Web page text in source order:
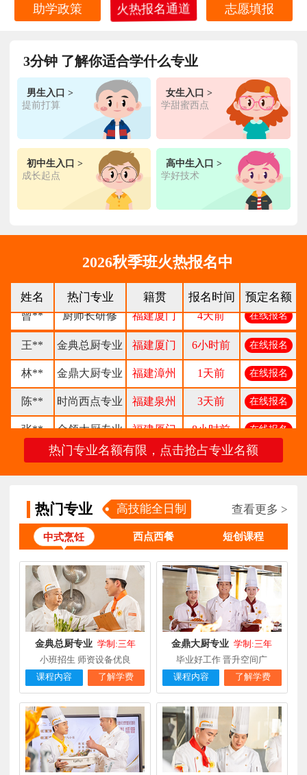
助学政策 火热报名通道 志愿填报
3分钟 了解你适合学什么专业
男生入口 >
提前打算
女生入口 >
学甜蜜西点
初中生入口 >
成长起点
高中生入口 >
学好技术
2026秋季班火热报名中
姓名 热门专业 籍贯 报名时间 预定名额
林** 金鼎大厨专业 福建漳州 1天前 在线报名
陈** 时尚西点专业 福建泉州 3天前 在线报名
金领大厨专业 在线报名
钟** 经典西点专业 福建龙岩 5天前 在线报名
经典西点专业 福建厦门 在线报名
时尚西餐西点
大厨精英专业 福建福州 3天前
谢** 西点店长班 福建厦门 4天前 在线报名
曾** 厨师长研修 福建厦门 4天前 在线报名
王** 金典总厨专业 福建厦门 6小时前 在线报名
林** 金鼎大厨专业 福建漳州 1天前 在线报名
陈** 时尚西点专业 福建泉州 3天前 在线报名
张** 金领大厨专业 福建厦门 8小时前 在线报名
经典西点专业 福建龙岩 5天前 在线报名
赖**
时尚西餐西点
专业
福建三明 16小时前 在线报名
陈** 大厨精英专业 福建福州 3天前 在线报名
谢** 西点店长班 福建厦门 4天前 在线报名
曾** 厨师长研修 福建厦门 4天前 在线报名
热门专业名额有限，点击抢占专业名额
热门专业 高技能全日制 查看更多 >
中式烹饪 西点西餐 短创课程
金典总厨专业 学制:三年
小班招生 师资设备优良
课程内容
了解学费
金鼎大厨专业 学制:三年
毕业好工作 晋升空间广
课程内容
了解学费